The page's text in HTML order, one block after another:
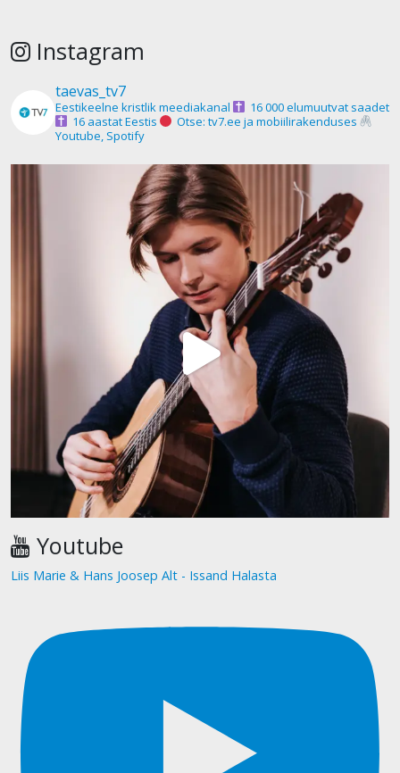
Instagram
taevas_tv7
Eestikeelne kristlik meediakanal
16 000 elumuutvat saadet
16 aastat Eestis
Otse: tv7.ee ja mobiilirakenduses
Youtube, Spotify
Youtube
Liis Marie & Hans Joosep Alt - Issand Halasta